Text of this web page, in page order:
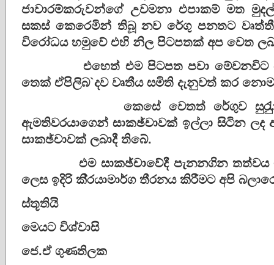
ජාවාරම්කරුවන්ගේ උවමනා එපාකම් මත
සකස් කෙරෙමින් තිබූ නව රේගු පනතට
විරෝධය හමුවේ එහි නිල පිටපතක් අප වෙත
එහෙත් එම පිටපත පවා මේවනවිට
තෙක් ඒපිලිබ`දව වෘතීය සමිති දැනුවත් කර
කෙසේ වෙතත් රේගුව සුරැුකීමේ
ඇමතිවරයාගෙන් සාකඡ්චාවක් ඉල්ලා සිටින ලද
සාකඡ්චාවක් ලබාදී තිබේ.
එම සාකඡ්චාවේදී පැනනගින තත්වය
ලෙස ඉදිරි කි‍්‍රයාමාර්ග තීරනය කිරීමට අපි
ස්තූතියි
මෙයට විශ්වාසි
ජෙ.ඒ ගුණතිලක